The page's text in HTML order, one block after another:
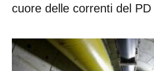
cuore delle correnti del PD